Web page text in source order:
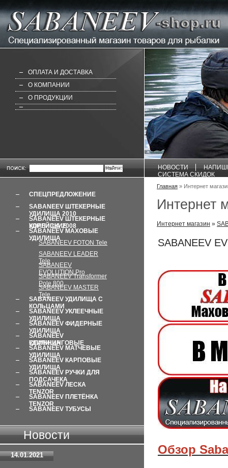
ОПЛАТА И ДОСТАВКА
О КОМПАНИИ
О ПРОДУКЦИИ
НОВОСТИ
СИСТЕМА СКИДОК
СПЕЦПРЕДЛОЖЕНИЕ
SABANEEV ШТЕКЕРНЫЕ
SABANEEV ШТЕКЕРНЫЕ
SABANEEV МАХОВЫЕ
SABANEEV FOTON Tele
SABANEEV LEADER
SABANEEV
SABANEEV Transformer
SABANEEV MASTER
SABANEEV УДИЛИЩА С
SABANEEV УКЛЕЕЧНЫЕ
SABANEEV ФИДЕРНЫЕ
SABANEEV
SABANEEV МАТЧЕВЫЕ
SABANEEV КАРПОВЫЕ
SABANEEV РУЧКИ ДЛЯ
SABANEEV ЛЕСКA
SABANEEV ПЛЕТЁНКА
SABANEEV ТУБУСЫ
Новости
14.01.2021
Главная » Интернет
Интернет
Интернет магазин »
SABANEEV
Обзор